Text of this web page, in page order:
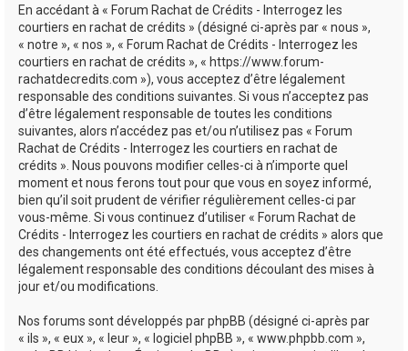
En accédant à « Forum Rachat de Crédits - Interrogez les
courtiers en rachat de crédits » (désigné ci-après par « nous »,
« notre », « nos », « Forum Rachat de Crédits - Interrogez les
courtiers en rachat de crédits », « https://www.forum-
rachatdecredits.com »), vous acceptez d’être légalement
responsable des conditions suivantes. Si vous n’acceptez pas
d’être légalement responsable de toutes les conditions
suivantes, alors n’accédez pas et/ou n’utilisez pas « Forum
Rachat de Crédits - Interrogez les courtiers en rachat de
crédits ». Nous pouvons modifier celles-ci à n’importe quel
moment et nous ferons tout pour que vous en soyez informé,
bien qu’il soit prudent de vérifier régulièrement celles-ci par
vous-même. Si vous continuez d’utiliser « Forum Rachat de
Crédits - Interrogez les courtiers en rachat de crédits » alors que
des changements ont été effectués, vous acceptez d’être
légalement responsable des conditions découlant des mises à
jour et/ou modifications.
Nos forums sont développés par phpBB (désigné ci-après par
« ils », « eux », « leur », « logiciel phpBB », « www.phpbb.com »,